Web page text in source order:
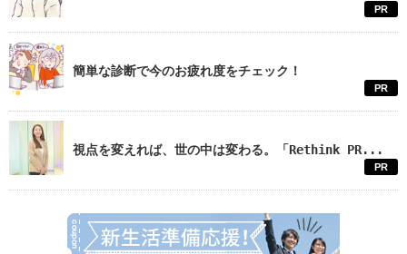
PR
簡単な診断で今のお疲れ度をチェック！
PR
視点を変えれば、世の中は変わる。「Rethink PR...
PR